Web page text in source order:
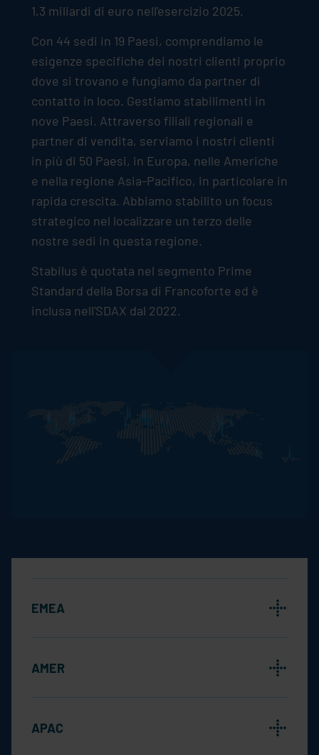
1,3 miliardi di euro nell'esercizio 2025.
Con 44 sedi in 19 Paesi, comprendiamo le
esigenze specifiche dei nostri clienti proprio
dove si trovano e fungiamo da partner di
contatto in loco. Gestiamo stabilimenti in
nove Paesi. Attraverso filiali regionali e
partner di vendita, serviamo i nostri clienti
in più di 50 Paesi, in Europa, nelle Americhe
e nella regione Asia-Pacifico, in particolare in
rapida crescita. Abbiamo stabilito un focus
strategico nel localizzare un terzo delle
nostre sedi in questa regione.
Stabilus è quotata nel segmento Prime
Standard della Borsa di Francoforte ed è
inclusa nell'SDAX dal 2022.
EMEA
AMER
APAC